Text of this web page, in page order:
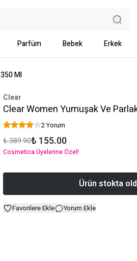
Parfüm Bebek Erkek
Ml
Clear
Clear Women Yumuşak Ve
2 Yorum
₺ 389.90₺ 155.00
Cosmetica Üyelerine Özel!
Ürün stokta
Favorilere Ekle Yorum Ekle